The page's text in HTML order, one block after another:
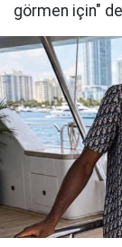
görmen için"